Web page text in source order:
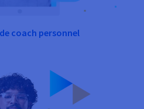
coach personnel